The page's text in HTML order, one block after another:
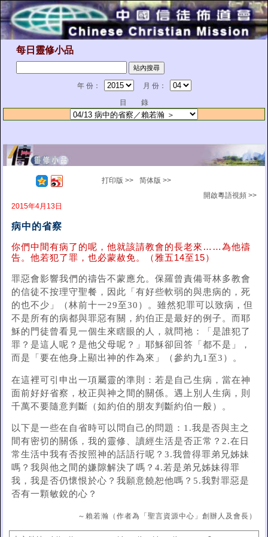
每日靈修小品
年 份：
月 份：
目 錄
打印版 >>
简体版 >>
開啟粵語視頻 >>
2015年4月13日
病中的省察
你們中間有病了的呢，他就該請教會的長老來……為他禱
告。他若犯了罪，也必蒙赦免。（雅五14至15）
罪惡會影響我們的禱告不蒙應允。保羅曾責備哥林多教會
的信徒不按理守聖餐，因此「有好些軟弱的與患病的，死
的也不少」（林前十一29至30）。雖然犯罪可以致病，但
不是所有的病都與罪惡有關，約伯正是最好的例子。而耶
穌的門徒曾看見一個生來瞎眼的人，就問祂：「是誰犯了
罪？是這人呢？是他父母呢？」耶穌卻回答「都不是」，
而是「要在他身上顯出神的作為來」（參約九1至3）。
在這裡可引申出一項屬靈的準則：若是自己生病，當在神
面前好好省察，校正與神之間的關係。遇上別人生病，則
千萬不要隨意判斷（如約伯的朋友判斷約伯一般）。
以下是一些在自省時可以問自己的問題：1.我是否與主之
間有密切的關係，我的靈修、讀經生活是否正常？2.在日
常生活中我有否按照神的話語行呢？3.我曾得罪弟兄姊妹
嗎？我與他之間的嫌隙解決了嗎？4.若是弟兄姊妹得罪
我，我是否仍懷恨於心？我願意饒恕他嗎？5.我對罪惡是
否有一顆敏銳的心？
～賴若瀚（作者為「聖言資源中心」創辦人及會長）